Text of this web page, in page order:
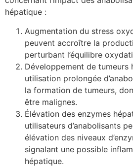
hépatique :
Augmentation du stress
peuvent accroître la
perturbant l’équilibre
Développement de tumeurs
utilisation prolongée
la formation de tumeurs,
être malignes.
Élévation des enzymes
utilisateurs d’anabolisants
élévation des niveaux
signalant une possible
hépatique.